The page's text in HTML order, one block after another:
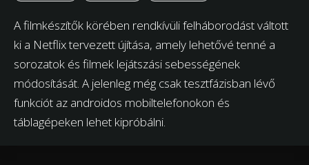
A filmkészítők körében rendkívüli felháborodást váltott
ki a Netflix tervezett újítása, amely lehetővé tenné a
sorozatok és filmek lejátszási sebességének
módosítását. A jelenleg még csak tesztfázisban lévő
funkciót az androidos mobiltelefonokon és
táblagépeken lehet kipróbálni.